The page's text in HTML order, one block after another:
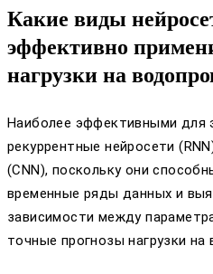
Какие виды
эффективно
нагрузки на
Наиболее эффективными для
рекуррентные нейросети
(CNN), поскольку они
временные ряды данных и
зависимости между
точные прогнозы нагрузки на